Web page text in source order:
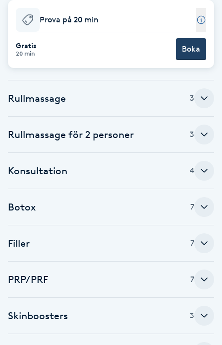
Babylights
Balayage
Barber
Barnklippning
Bottenfärg
Brynformning
Brynplockning
Prova på 20 min
Gratis
20 min Boka
Rullmassage 3
Rullmassage för 2 personer 3
Konsultation 4
Botox 7
Filler 7
PRP/PRF 7
Skinboosters 3